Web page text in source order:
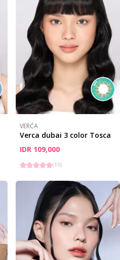
VERĆA
Verca dubai 3 color Tosca
IDR 109,000
(10)